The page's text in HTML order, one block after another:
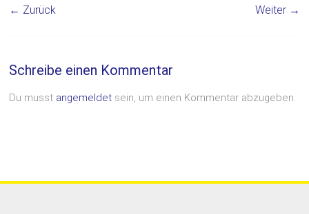
← Zurück Weiter →
Schreibe einen Kommentar
Du musst angemeldet sein, um einen Kommentar abzugeben.